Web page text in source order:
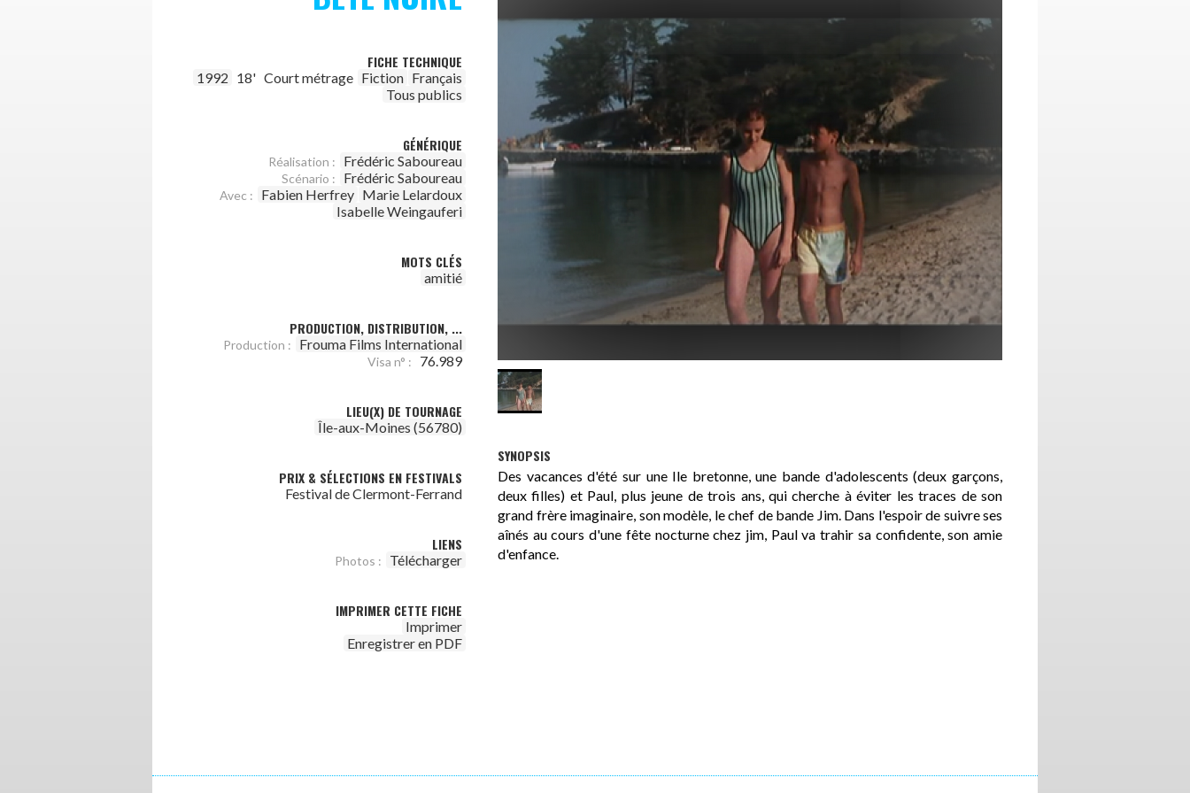
FICHE TECHNIQUE
1992 18' Court métrage Fiction Français
Tous publics
GÉNÉRIQUE
Réalisation : Frédéric Saboureau
Scénario : Frédéric Saboureau
Avec : Fabien Herfrey Marie Lelardoux
Isabelle Weingauferi
MOTS CLÉS
amitié
PRODUCTION, DISTRIBUTION, ...
Production : Frouma Films International
Visa n° : 76.989
LIEU(X) DE TOURNAGE
Île-aux-Moines (56780)
PRIX & SÉLECTIONS EN FESTIVALS
Festival de Clermont-Ferrand
LIENS
Photos : Télécharger
IMPRIMER CETTE FICHE
Imprimer
Enregistrer en PDF
SYNOPSIS
Des vacances d'été sur une Ile bretonne, une bande d'adolescents (deux garçons,
deux filles) et Paul, plus jeune de trois ans, qui cherche à éviter les traces de son
grand frère imaginaire, son modèle, le chef de bande Jim. Dans l'espoir de suivre ses
aînés au cours d'une fête nocturne chez jim, Paul va trahir sa confidente, son amie
d'enfance.